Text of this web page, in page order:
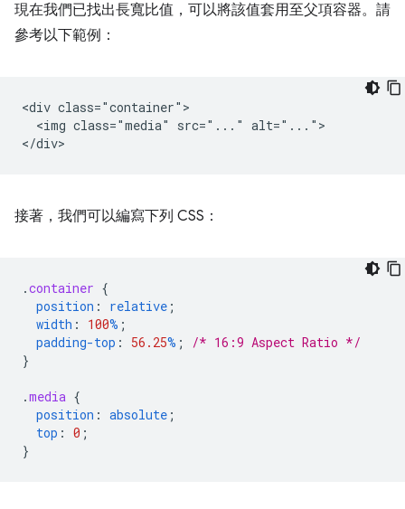
現在我們已找出長寬比值，可以將該值套用至父項容器。請
參考以下範例：
<div class="container">
  <img class="media" src="..." alt="...">
接著，我們可以編寫下列 CSS：
.container {
position : relative ;
width : 100% ;
padding-top : 56.25% ;
/* 16:9 Aspect Ratio */
}
.media {
position : absolute ;
top : 0 ;
}